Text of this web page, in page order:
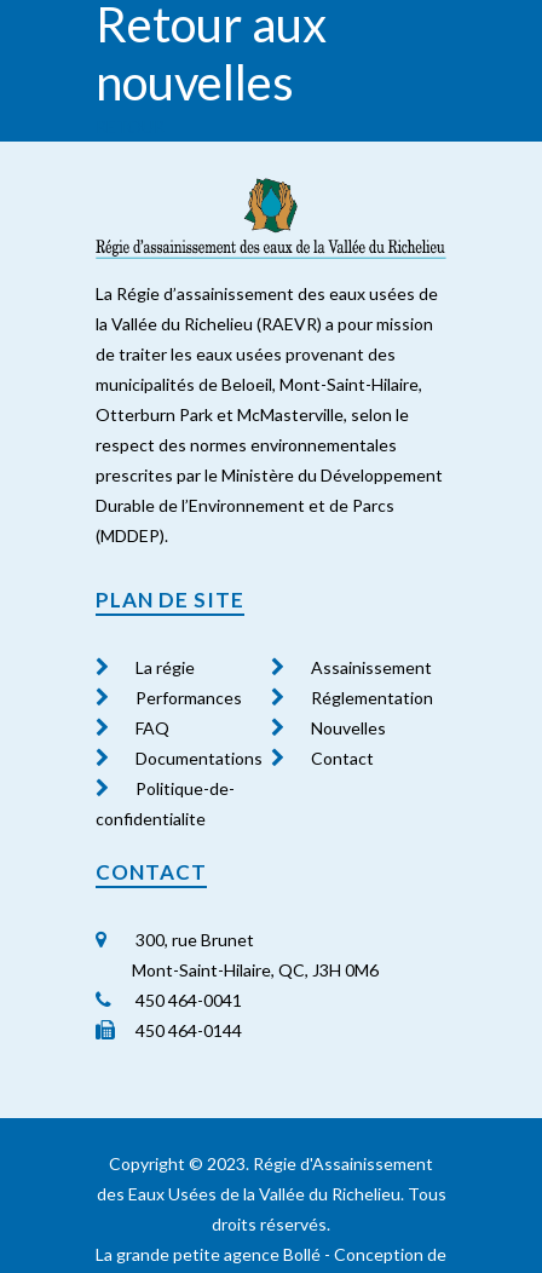
Retour aux
nouvelles
La Régie d’assainissement des eaux usées de
la Vallée du Richelieu (RAEVR) a pour mission
de traiter les eaux usées provenant des
municipalités de Beloeil, Mont-Saint-Hilaire,
Otterburn Park et McMasterville, selon le
respect des normes environnementales
prescrites par le Ministère du Développement
Durable de l’Environnement et de Parcs
(MDDEP).
PLAN DE SITE
La régie
Assainissement
Performances
Réglementation
FAQ
Nouvelles
Documentations
Contact
Politique-de-
confidentialite
CONTACT
300, rue Brunet
Mont-Saint-Hilaire, QC, J3H 0M6
450 464-0041
450 464-0144
Copyright ©️ 2023. Régie d'Assainissement
des Eaux Usées de la Vallée du Richelieu. Tous
droits réservés.
La grande petite agence Bollé - Conception de